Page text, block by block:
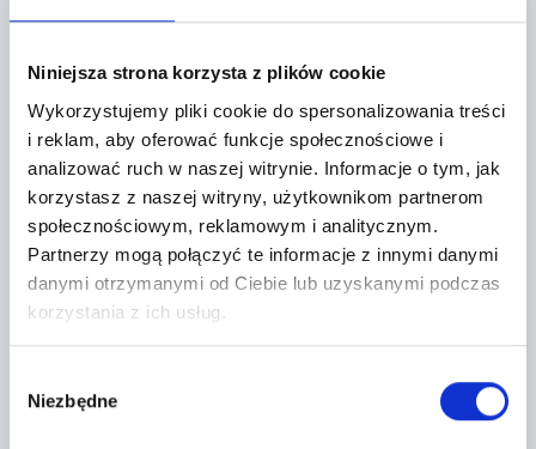
Niniejsza strona korzysta z plików cookie
Wykorzystujemy pliki cookie do spersonalizowania treści
i reklam, aby oferować funkcje społecznościowe i
analizować ruch w naszej witrynie. Informacje o tym, jak
korzystasz z naszej witryny, użytkownikom partnerom
społecznościowym, reklamowym i analitycznym.
Partnerzy mogą połączyć te informacje z innymi danymi
danymi otrzymanymi od Ciebie lub uzyskanymi podczas
korzystania z ich usług.
zgody
Niezbędne
+
contributors